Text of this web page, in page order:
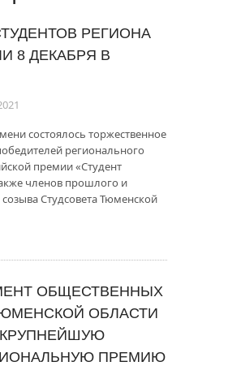
РЕГИОНА
8 ДЕКАБРЯ В
состоялось торжественное
регионального
премии «Студент
членов прошлого и
Студсовета Тюменской
ОБЩЕСТВЕННЫХ
ОБЛАСТИ
ПРЕМИЮ